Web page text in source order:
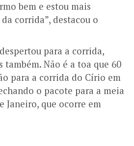
bem e estou mais
corrida”, destacou o
para a corrida,
também. Não é a toa que 60
para a corrida do Círio em
o pacote para a meia
Janeiro, que ocorre em